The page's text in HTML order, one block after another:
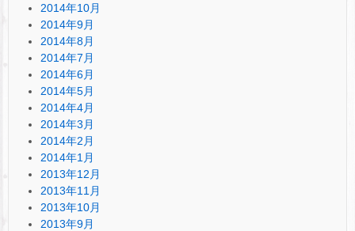
2014年10月
2014年9月
2014年8月
2014年7月
2014年6月
2014年5月
2014年4月
2014年3月
2014年2月
2014年1月
2013年12月
2013年11月
2013年10月
2013年9月